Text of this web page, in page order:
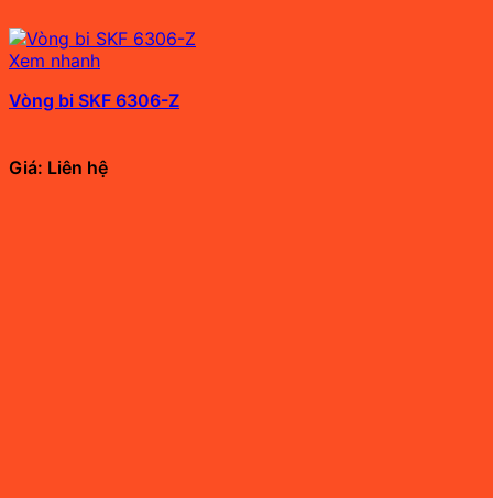
Xem nhanh
Vòng bi SKF 6306-Z
Giá: Liên hệ